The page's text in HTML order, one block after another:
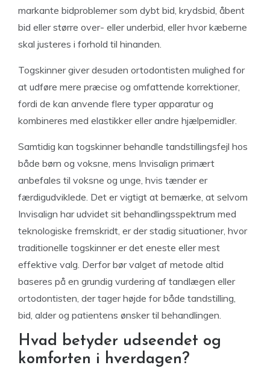
markante bidproblemer som dybt bid, krydsbid, åbent
bid eller større over- eller underbid, eller hvor kæberne
skal justeres i forhold til hinanden.
Togskinner giver desuden ortodontisten mulighed for
at udføre mere præcise og omfattende korrektioner,
fordi de kan anvende flere typer apparatur og
kombineres med elastikker eller andre hjælpemidler.
Samtidig kan togskinner behandle tandstillingsfejl hos
både børn og voksne, mens Invisalign primært
anbefales til voksne og unge, hvis tænder er
færdigudviklede. Det er vigtigt at bemærke, at selvom
Invisalign har udvidet sit behandlingsspektrum med
teknologiske fremskridt, er der stadig situationer, hvor
traditionelle togskinner er det eneste eller mest
effektive valg. Derfor bør valget af metode altid
baseres på en grundig vurdering af tandlægen eller
ortodontisten, der tager højde for både tandstilling,
bid, alder og patientens ønsker til behandlingen.
Hvad betyder udseendet og
komforten i hverdagen?